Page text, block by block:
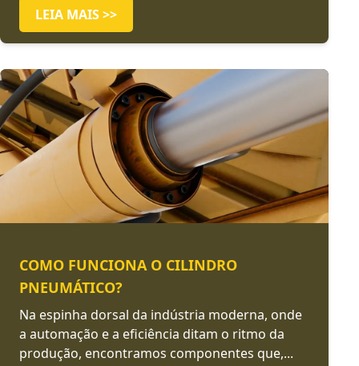
LEIA MAIS >>
COMO FUNCIONA O CILINDRO
PNEUMÁTICO?
Na espinha dorsal da indústria moderna, onde
a automação e a eficiência ditam o ritmo da
produção, encontramos componentes que,...